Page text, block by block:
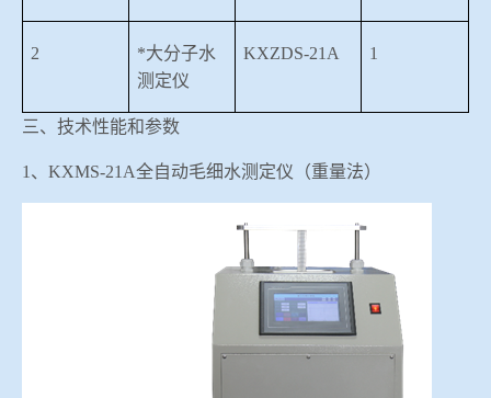
2
*大分子水
测定仪
KXZDS-21A 1
三、技术性能和参数
1、KXMS-21A全自动毛细水测定仪（重量法）